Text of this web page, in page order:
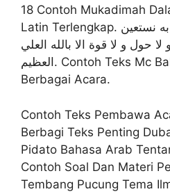
18 Contoh Mukadimah
Latin Terlengkap. الحمد لله رب العالمين و به نستعين
حول و لا قوة الا بالله العلي
العظيم. Contoh Teks Mc Bahasa Arab Di
Berbagai Acara.
Contoh Teks Pembawa
Berbagi Teks Penting
Pidato Bahasa Arab
Contoh Soal Dan Materi
Tembang Pucung Tema